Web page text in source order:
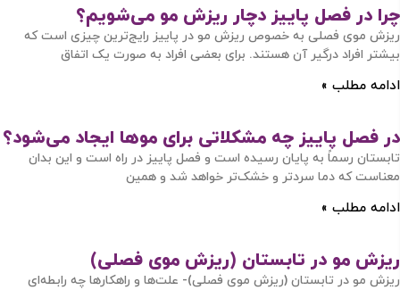
چرا در فصل پاییز دچار ریزش مو می‌شویم؟
ریزش موی فصلی به خصوص ریزش مو در پاییز رایج‌ترین چیزی است که
بیشتر افراد درگیر آن‌ هستند. برای بعضی افراد به صورت یک اتفاق
ادامه مطلب »
در فصل پاییز چه مشکلاتی برای موها ایجاد می‌شود؟
تابستان رسماً به پایان رسیده است و فصل پاییز در راه است و این بدان
معناست که دما سردتر و خشک‌تر خواهد شد و همین
ادامه مطلب »
ریزش مو در تابستان (ریزش موی فصلی)
ریزش مو در تابستان (ریزش موی فصلی)- علت‌ها و راهکارها چه رابطه‌ای